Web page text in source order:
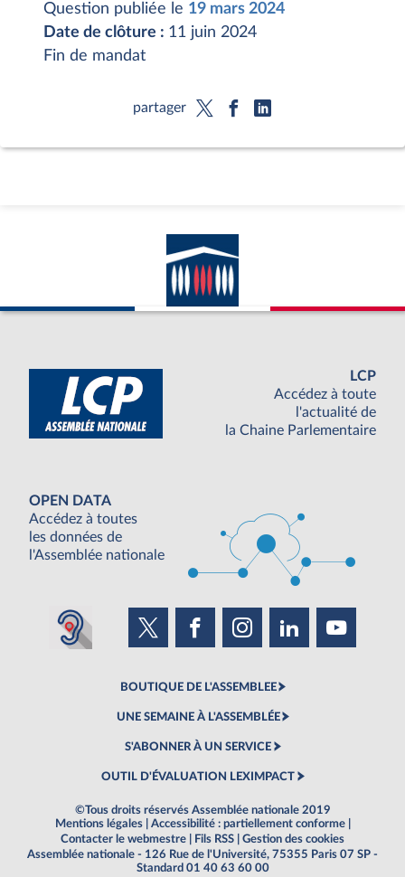
Question publiée le 19 mars 2024
Date de clôture : 11 juin 2024
Fin de mandat
partager
LCP
Accédez à toute
l'actualité de
la Chaine Parlementaire
OPEN DATA
Accédez à toutes
les données de
l'Assemblée nationale
BOUTIQUE DE L'ASSEMBLEE
UNE SEMAINE À L'ASSEMBLÉE
S'ABONNER À UN SERVICE
OUTIL D'ÉVALUATION LEXIMPACT
©Tous droits réservés Assemblée nationale 2019
Mentions légales
Accessibilité : partiellement conforme
Contacter le webmestre
Fils RSS
Gestion des cookies
Assemblée nationale - 126 Rue de l'Université, 75355 Paris 07 SP -
Standard 01 40 63 60 00